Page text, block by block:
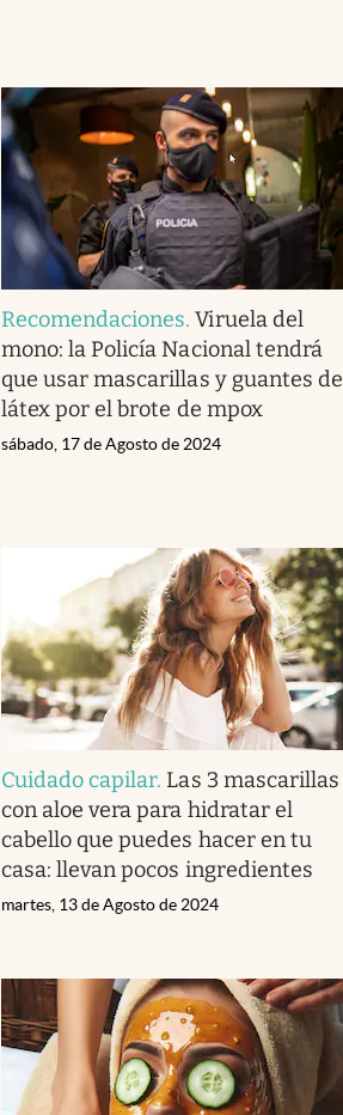
Recomendaciones.Viruela del
mono: la Policía Nacional tendrá
que usar mascarillas y guantes de
látex por el brote de mpox
sábado, 17 de Agosto de 2024
Cuidado capilar. Las 3 mascarillas
con aloe vera para hidratar el
cabello que puedes hacer en tu
casa: llevan pocos ingredientes
martes, 13 de Agosto de 2024